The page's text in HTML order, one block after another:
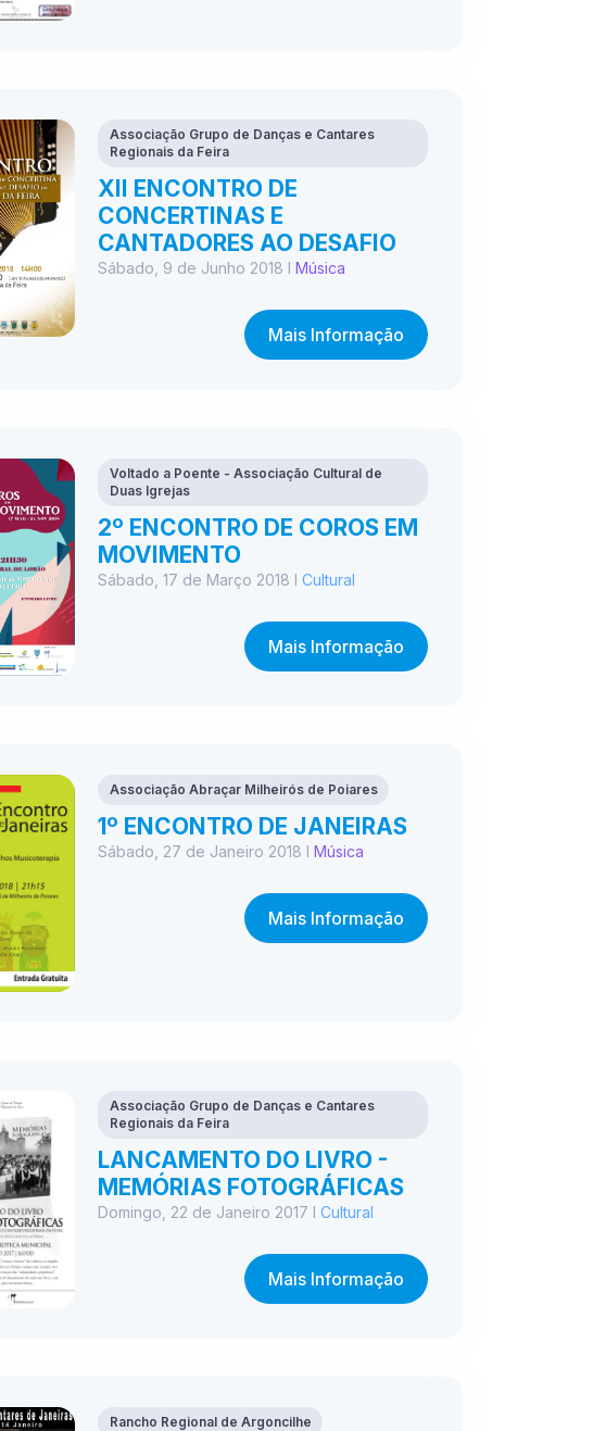
Associação Grupo de Danças e Cantares
Regionais da Feira
XII ENCONTRO DE
CONCERTINAS E
CANTADORES AO DESAFIO
Sábado, 9 de Junho 2018 IMúsica
Mais Informação
Voltado a Poente - Associação Cultural de
Duas Igrejas
2º ENCONTRO DE COROS EM
MOVIMENTO
Sábado, 17 de Março 2018 ICultural
Mais Informação
Associação Abraçar Milheirós de Poiares
1º ENCONTRO DE JANEIRAS
Sábado, 27 de Janeiro 2018 IMúsica
Mais Informação
Associação Grupo de Danças e Cantares
Regionais da Feira
LANCAMENTO DO LIVRO -
MEMÓRIAS FOTOGRÁFICAS
Domingo, 22 de Janeiro 2017 ICultural
Mais Informação
Rancho Regional de Argoncilhe